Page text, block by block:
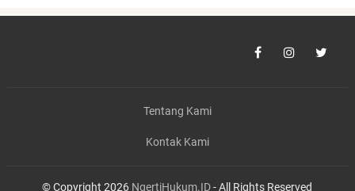
Tentang Kami
Kontak Kami
© Copyright 2026 NgertiHukum.ID- All Rights Reserved